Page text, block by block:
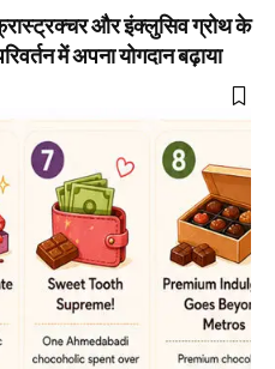
और इंक्लुसिव ग्रोथ के
में अपना योगदान बढ़ाया